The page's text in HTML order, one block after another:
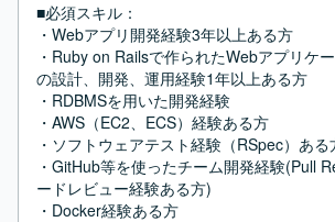
■必須スキル：
・Webアプリ開発経験3年以上ある方
・Ruby on Railsで作られたWebアプリケ
の設計、開発、運用経験1年以上ある方
・RDBMSを用いた開発経験
・AWS（EC2、ECS）経験ある方
・ソフトウェアテスト経験（RSpec）ある
・GitHub等を使ったチーム開発経験(Pull
ードレビュー経験ある方)
・Docker経験ある方